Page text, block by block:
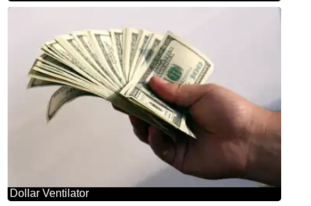
Dollar Ventilator